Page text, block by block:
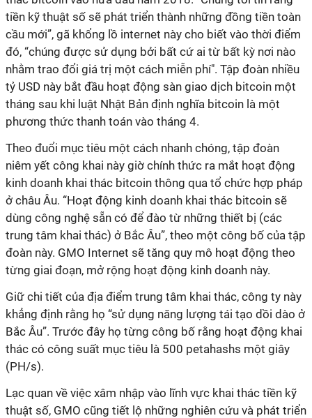
tiền kỹ thuật số sẽ phát triển thành những đồng tiền toàn
cầu mới”, gã khổng lồ internet này cho biết vào thời điểm
đó, “chúng được sử dụng bởi bất cứ ai từ bất kỳ nơi nào
nhằm trao đổi giá trị một cách miễn phí". Tập đoàn nhiều
tỷ USD này bắt đầu hoạt động sàn giao dịch bitcoin một
tháng sau khi luật Nhật Bản định nghĩa bitcoin là một
phương thức thanh toán vào tháng 4.
Theo đuổi mục tiêu một cách nhanh chóng, tập đoàn
niêm yết công khai này giờ chính thức ra mắt hoạt động
kinh doanh khai thác bitcoin thông qua tổ chức hợp pháp
ở châu Âu. “Hoạt động kinh doanh khai thác bitcoin sẽ
dùng công nghệ sẵn có để đào từ những thiết bị (các
trung tâm khai thác) ở Bắc Âu”, theo một công bố của tập
đoàn này. GMO Internet sẽ tăng quy mô hoạt động theo
từng giai đoạn, mở rộng hoạt động kinh doanh này.
Giữ chi tiết của địa điểm trung tâm khai thác, công ty này
khẳng định rằng họ “sử dụng năng lượng tái tạo dồi dào ở
Bắc Âu”. Trước đây họ từng công bố rằng hoạt động khai
thác có công suất mục tiêu là 500 petahashs một giây
(PH/s).
Lạc quan về việc xâm nhập vào lĩnh vực khai thác tiền kỹ
thuật số, GMO cũng tiết lộ những nghiên cứu và phát triển